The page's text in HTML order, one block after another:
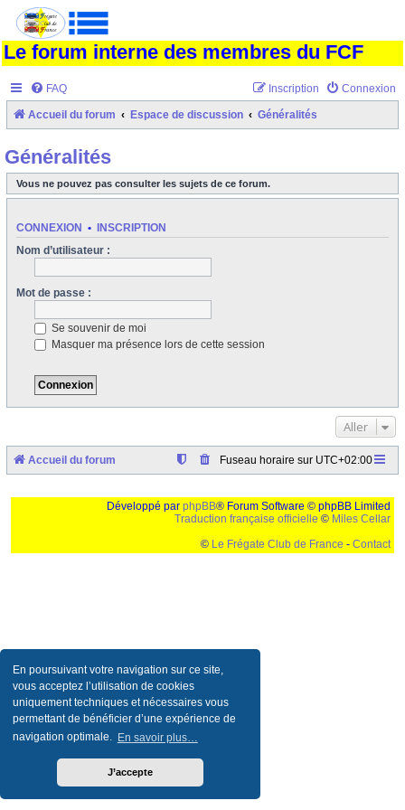
En poursuivant votre navigation sur ce site,
vous acceptez l’utilisation de cookies
uniquement techniques et nécessaires vous
permettant de bénéficier d’une expérience de
navigation optimale. En savoir plus…
J’accepte
Le forum interne des membres du FCF
FAQ Connexion
Inscription
Accueil du forum Espace de discussion Généralités
Généralités
Vous ne pouvez pas consulter les sujets de ce forum.
CONNEXION • INSCRIPTION
Nom d’utilisateur :
Mot de passe :
Se souvenir de moi
Masquer ma présence lors de cette session
Aller
Accueil du forum Fuseau horaire sur UTC+02:00
Développé par phpBB® Forum Software © phpBB Limited
Traduction française officielle © Miles Cellar
© Le Frégate Club de France - Contact